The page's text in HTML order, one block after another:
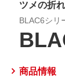
ツメの折
BLAC6シリ
商品情報